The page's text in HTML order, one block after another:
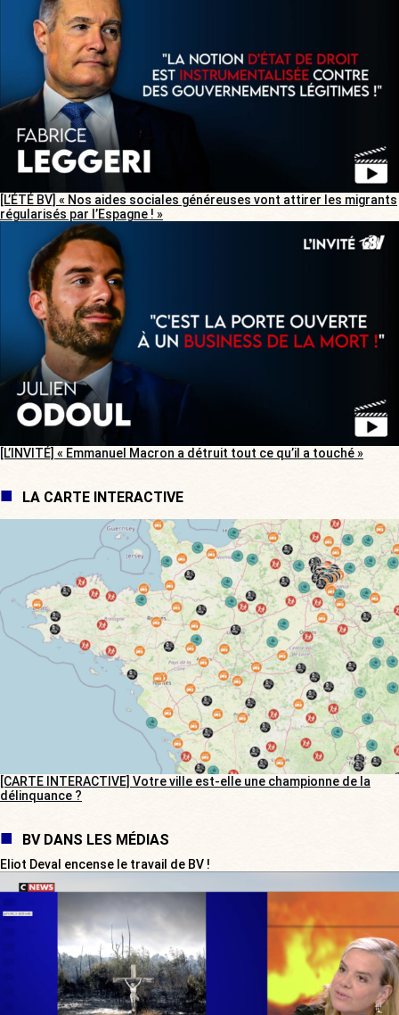
[L’ÉTÉ BV] « Nos aides sociales généreuses vont attirer les migrants
régularisés par l’Espagne ! »
[L’INVITÉ] « Emmanuel Macron a détruit tout ce qu’il a touché »
LA CARTE INTERACTIVE
[CARTE INTERACTIVE] Votre ville est-elle une championne de la
délinquance ?
BV DANS LES MÉDIAS
Eliot Deval encense le travail de BV !